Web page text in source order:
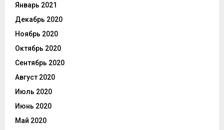
Январь 2021
Декабрь 2020
Ноябрь 2020
Октябрь 2020
Сентябрь 2020
Август 2020
Июль 2020
Июнь 2020
Май 2020